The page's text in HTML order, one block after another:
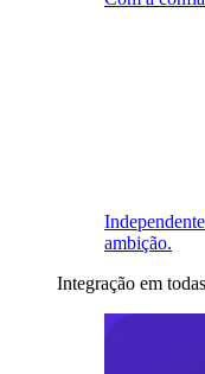
ambição.
Integração em